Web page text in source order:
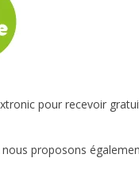
pour recevoir
proposons